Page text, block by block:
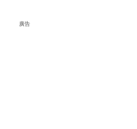
廣告